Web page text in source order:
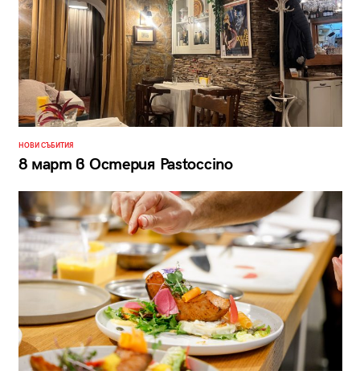
НОВИ СЪБИТИЯ
8 март в Остерия Pastoccino